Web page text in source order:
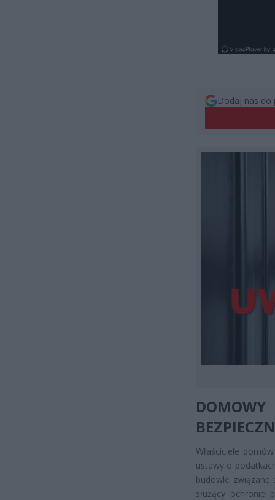
Dodaj nas do
Właściciele
ustawy o
budowle związane
służący ochronie